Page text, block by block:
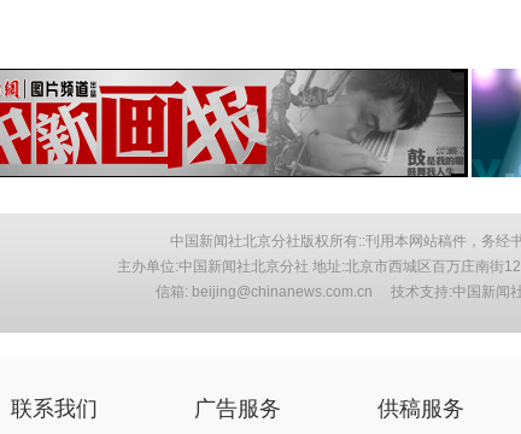
中国新闻社北京分社版权所有::刊用本网站稿件，务经
主办单位:中国新闻社北京分社 地址:北京市西城区百万庄南街
信箱: beijing@chinanews.com.cn 技术支持:中国新闻
联系我们 广告服务 供稿服务